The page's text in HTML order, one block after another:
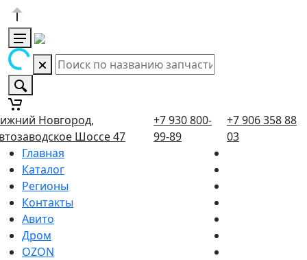
Новгород,
Шоссе 47
+7 930 800-
99-89
+7 906 358 88
03
Главная
Каталог
Регионы
Контакты
Авито
Дром
OZON